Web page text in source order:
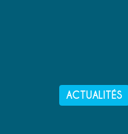
ACTUALITÉS